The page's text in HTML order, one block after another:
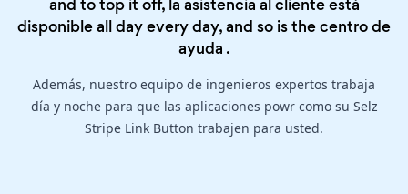
and to top it off, la asistencia al cliente está
disponible all day every day, and so is thecentro de
ayuda .
Además, nuestro equipo de ingenieros expertos trabaja
día y noche para que las aplicaciones powr como su Selz
Stripe Link Button trabajen para usted.